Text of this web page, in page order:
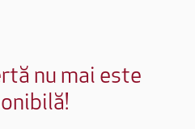
nu mai este